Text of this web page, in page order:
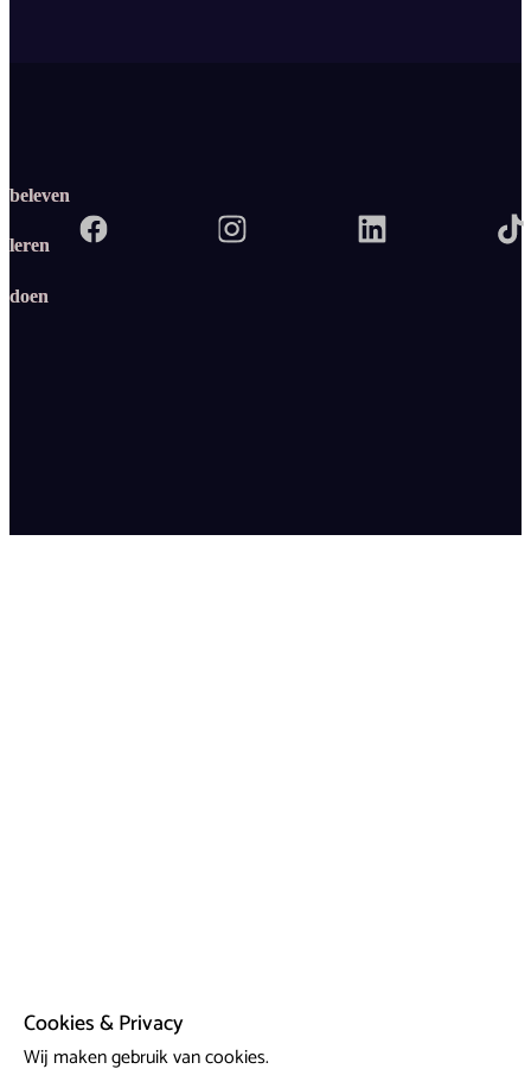
Cookies & Privacy
Wij maken gebruik van cookies.
beleven
leren
doen